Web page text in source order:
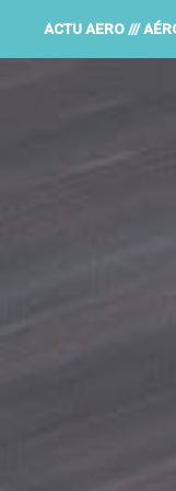
ACTU AERO ///